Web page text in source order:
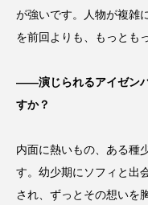
が強いです。人物が複雑
を前回よりも、もっとも
――演じられるアイゼン
すか？
内面に熱いもの、ある種
す。幼少期にソフィと出
され、ずっとその想いを